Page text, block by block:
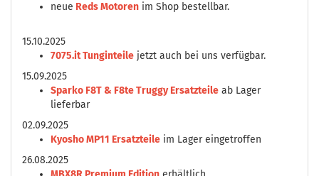
neue Reds Motoren im Shop bestellbar.
15.10.2025
7075.it Tunginteile jetzt auch bei uns verfügbar.
15.09.2025
Sparko F8T & F8te Truggy Ersatzteile ab Lager
lieferbar
02.09.2025
Kyosho MP11 Ersatzteile im Lager eingetroffen
26.08.2025